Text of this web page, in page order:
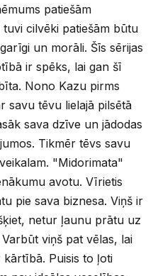
patiešām
cilvēki patiešām būtu
un morāli. Šīs sērijas
ir spēks, lai gan šī
Nono Kazu pirms
savu tēvu lielajā pilsētā
sava dzīve un jādodas
Tikmēr tēvs savu
"Midorimata"
avotu. Vīrietis
pie sava biznesa. Viņš ir
netur ļaunu prātu uz
viņš pat vēlas, lai
kārtībā. Puisis to ļoti